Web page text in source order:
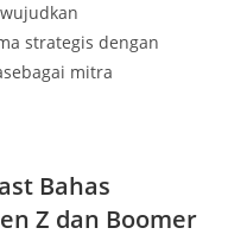
strategis dengan
mitra
Bahas
Z dan Boomer